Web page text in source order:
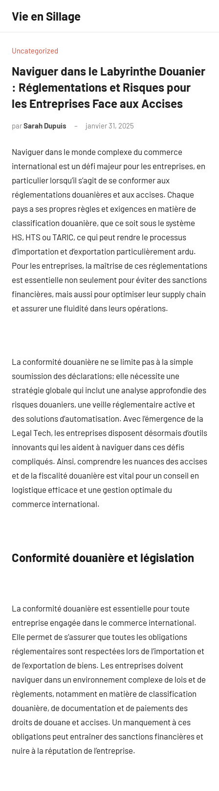
contenu
Vie en Sillage
Uncategorized
Naviguer dans le Labyrinthe Douanier
: Réglementations et Risques pour
les Entreprises Face aux Accises
parSarah Dupuis janvier 31, 2025
Naviguer dans le monde complexe du commerce
international est un défi majeur pour les entreprises, en
particulier lorsqu’il s’agit de se conformer aux
réglementations douanières et aux accises. Chaque
pays a ses propres règles et exigences en matière de
classification douanière, que ce soit sous le système
HS, HTS ou TARIC, ce qui peut rendre le processus
d’importation et d’exportation particulièrement ardu.
Pour les entreprises, la maîtrise de ces réglementations
est essentielle non seulement pour éviter des sanctions
financières, mais aussi pour optimiser leur supply chain
et assurer une fluidité dans leurs opérations.
La conformité douanière ne se limite pas à la simple
soumission des déclarations; elle nécessite une
stratégie globale qui inclut une analyse approfondie des
risques douaniers, une veille réglementaire active et
des solutions d’automatisation. Avec l’émergence de la
Legal Tech, les entreprises disposent désormais d’outils
innovants qui les aident à naviguer dans ces défis
compliqués. Ainsi, comprendre les nuances des accises
et de la fiscalité douanière est vital pour un conseil en
logistique efficace et une gestion optimale du
commerce international.
Conformité douanière et législation
La conformité douanière est essentielle pour toute
entreprise engagée dans le commerce international.
Elle permet de s’assurer que toutes les obligations
réglementaires sont respectées lors de l’importation et
de l’exportation de biens. Les entreprises doivent
naviguer dans un environnement complexe de lois et de
règlements, notamment en matière de classification
douanière, de documentation et de paiements des
droits de douane et accises. Un manquement à ces
obligations peut entraîner des sanctions financières et
nuire à la réputation de l’entreprise.